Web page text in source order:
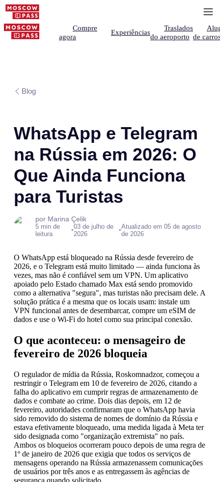
Compre
agora
Experiências
Traslados
do aeroporto de
Blog
WhatsApp e Telegram
na Rússia em 2026: O
Que Ainda Funciona
para Turistas
por Marina Çelik
5 min de
leitura
•03 de julho de
2026
•Atualizado em 05 de agosto
de 2026
O WhatsApp está bloqueado na Rússia desde fevereiro de
2026, e o Telegram está muito limitado — ainda funciona às
vezes, mas não é confiável sem um VPN. Um aplicativo
apoiado pelo Estado chamado Max está sendo promovido
como a alternativa "segura", mas turistas não precisam dele. A
solução prática é a mesma que os locais usam: instale um
VPN funcional antes de desembarcar, compre um eSIM de
dados e use o Wi-Fi do hotel como sua principal conexão.
O que aconteceu: o mensageiro de
fevereiro de 2026 bloqueia
O regulador de mídia da Rússia, Roskomnadzor, começou a
restringir o Telegram em 10 de fevereiro de 2026, citando a
falha do aplicativo em cumprir regras de armazenamento de
dados e combate ao crime. Dois dias depois, em 12 de
fevereiro, autoridades confirmaram que o WhatsApp havia
sido removido do sistema de nomes de domínio da Rússia e
estava efetivamente bloqueado, uma medida ligada à Meta ter
sido designada como "organização extremista" no país.
Ambos os bloqueios ocorreram pouco depois de uma regra de
1º de janeiro de 2026 que exigia que todos os serviços de
mensagens operando na Rússia armazenassem comunicações
de usuários por três anos e as entregassem às agências de
segurança quando solicitado.